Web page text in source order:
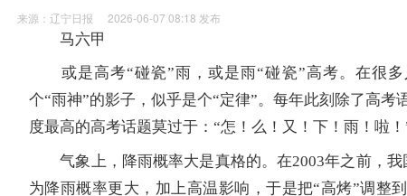
来源：辽宁日报 2026-06-07 08:18 发布
马六甲
或是高考“碰瓷”雨，或是雨“碰瓷”高考。在很多
个“雨神”的影子，似乎是个“定律”。每年此刻除了高考
度最高的高考话题莫过于：“怎！么！又！下！雨！啦！
气象上，降雨概率大是真格的。在2003年之前，我
为降雨概率更大，加上高温影响，于是把“高烤”调整